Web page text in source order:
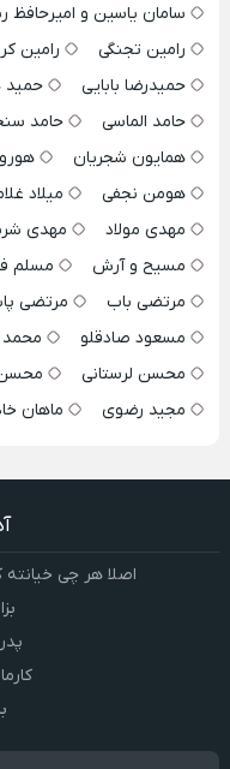
سامان یاسین و امیرحافظ
رامین تجنگی
رامین
حمیدرضا بابایی
حمید
حامد الماسی
حامد
همایون شجریان
هومن نجفی
میلاد
مهدی مولاد
مهدی
مسیح و آرش
مسلم
مرتضی باب
مرتضی
مسعود صادقلو
محمد
محسن لرستانی
مجید رضوی
ماهان
اصلا هر چی خیانته